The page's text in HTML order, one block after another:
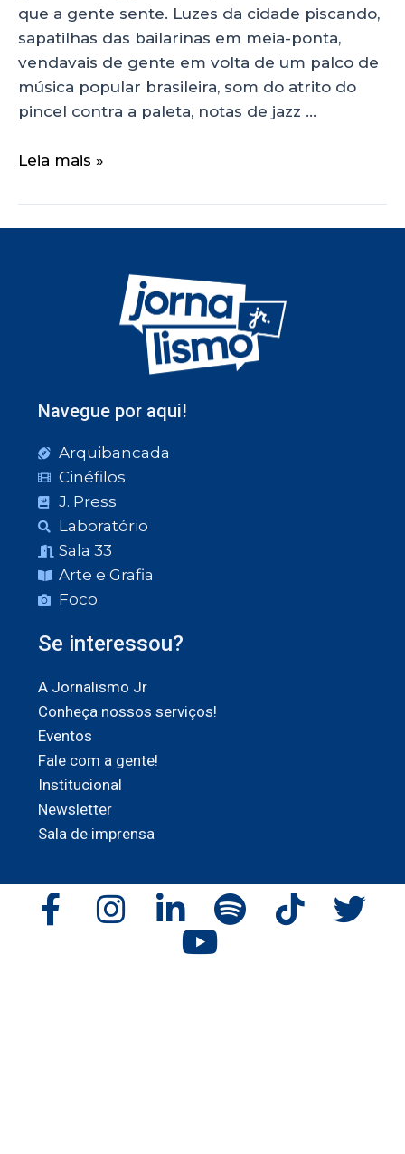
que a gente sente. Luzes da cidade piscando,
sapatilhas das bailarinas em meia-ponta,
vendavais de gente em volta de um palco de
música popular brasileira, som do atrito do
pincel contra a paleta, notas de jazz …
Leia mais »
Navegue por aqui!
Arquibancada
Cinéfilos
J. Press
Laboratório
Sala 33
Arte e Grafia
Foco
Se interessou?
A Jornalismo Jr
Conheça nossos serviços!
Eventos
Fale com a gente!
Institucional
Newsletter
Sala de imprensa